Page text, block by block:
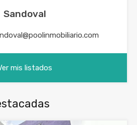
Sandoval
mis listados